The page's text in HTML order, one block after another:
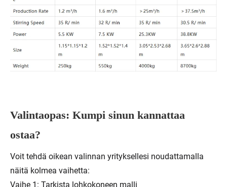
Valintaopas: Kumpi sinun kannattaa
ostaa?
Voit tehdä oikean valinnan yrityksellesi noudattamalla
näitä kolmea vaihetta:
Vaihe 1: Tarkista lohkokoneen malli